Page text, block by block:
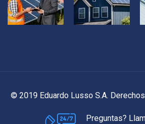
© 2019 Eduardo Lusso S.A.
Preguntas?